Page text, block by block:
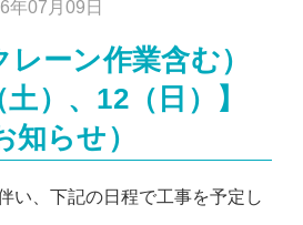
年07月09日
ーン作業含む）
）、12（日）】
らせ）
い、下記の日程で工事を予定し